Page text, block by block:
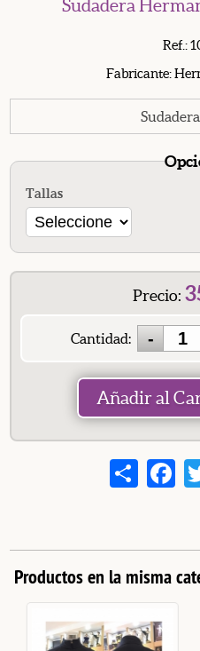
Sudadera
Ref.:
Fabricante:
Tallas
Precio:
Cantidad:
Añadir al
Share
Productos en la misma